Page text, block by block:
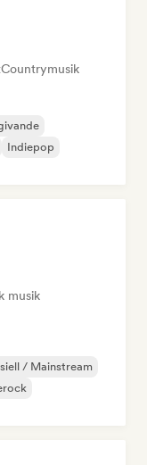
Countrymusik
Indiepop
musik
/ Mainstream